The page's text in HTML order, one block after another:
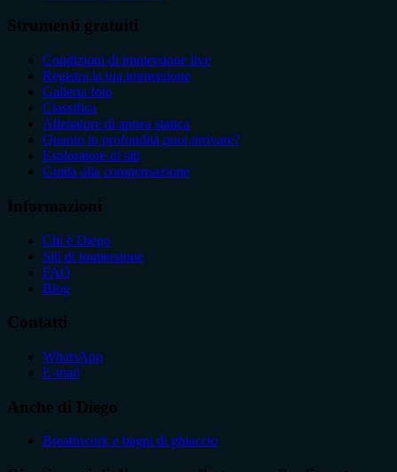
Strumenti gratuiti
Condizioni di immersione live
Registra la tua immersione
Galleria foto
Classifica
Allenatore di apnea statica
Quanto in profondità puoi arrivare?
Esploratore di siti
Guida alla compensazione
Informazioni
Chi è Diego
Siti di immersione
FAQ
Blog
Contatti
WhatsApp
E-mail
Anche di Diego
Breathwork e bagni di ghiaccio